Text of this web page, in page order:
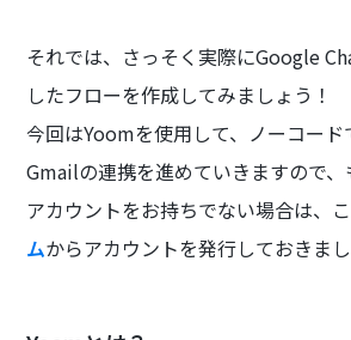
それでは、さっそく実際にGoogle
したフローを作成してみましょう！
今回はYoomを使用して、ノーコー
Gmailの連携を進めていきますので
アカウントをお持ちでない場合は、
ムからアカウントを発行しておきまし